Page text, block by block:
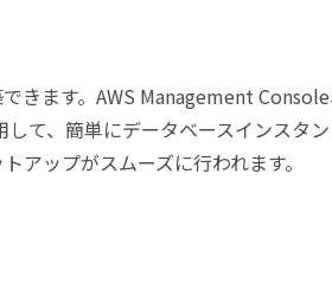
きます。AWS Management
て、簡単にデータベースインスタ
アップがスムーズに行われます。